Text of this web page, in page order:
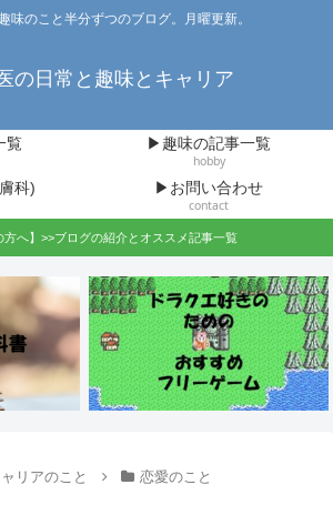
味のこと半分ずつのブログ。月曜更新。
の日常と趣味とキャリア
覧 ▶趣味の記事一覧
hobby
科) ▶お問い合わせ
contact
方へ】>>ブログの紹介とオススメ記事一覧
リアのこと 恋愛のこと